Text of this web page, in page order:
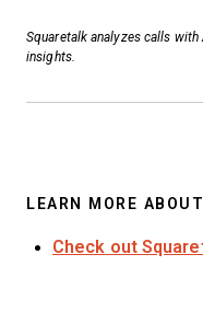
Squaretalk analyzes calls
insights.
LEARN MORE
Check out